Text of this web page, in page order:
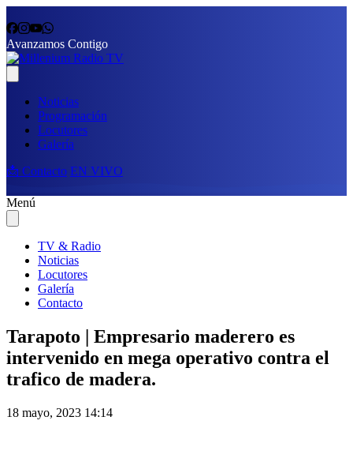
Avanzamos Contigo
Noticias
Programación
Locutores
Galería
📩 Contacto EN VIVO
Menú
TV & Radio
Noticias
Locutores
Galería
Contacto
Tarapoto | Empresario maderero es
intervenido en mega operativo contra el
trafico de madera.
18 mayo, 2023 14:14